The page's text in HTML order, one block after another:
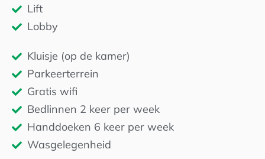
Lift
Lobby
Kluisje (op de kamer)
Parkeerterrein
Gratis wifi
Bedlinnen 2 keer per week
Handdoeken 6 keer per week
Wasgelegenheid